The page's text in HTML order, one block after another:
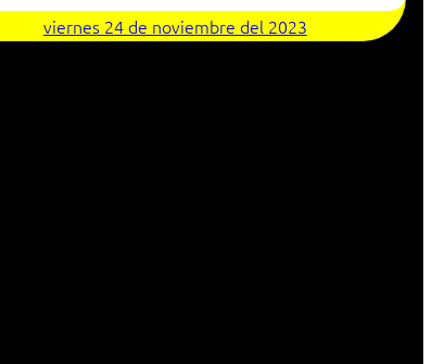
viernes 24 de noviembre del 2023